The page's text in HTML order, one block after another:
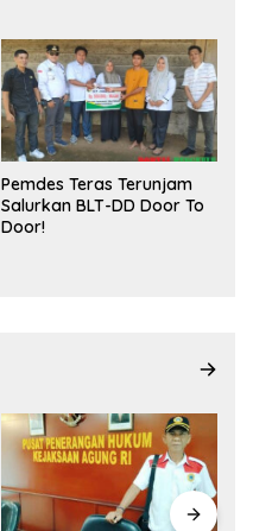
Pemdes Teras Terunjam
Salurkan BLT-DD Door To
Door!